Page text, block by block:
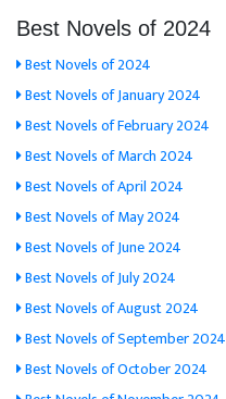
Best Novels of 2024
Best Novels of 2024
Best Novels of January 2024
Best Novels of February 2024
Best Novels of March 2024
Best Novels of April 2024
Best Novels of May 2024
Best Novels of June 2024
Best Novels of July 2024
Best Novels of August 2024
Best Novels of September 2024
Best Novels of October 2024